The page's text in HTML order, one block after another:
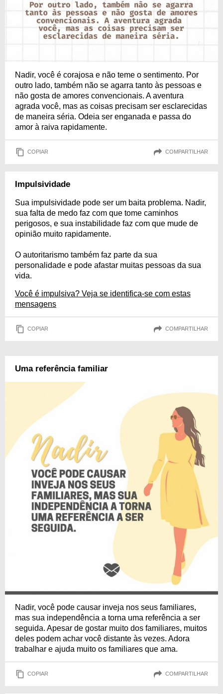
Nadir, você é corajosa e não teme o sentimento. Por
outro lado, também não se agarra tanto às pessoas e
não gosta de amores convencionais. A aventura
agrada você, mas as coisas precisam ser esclarecidas
de maneira séria. Odeia ser enganada e passa do
amor à raiva rapidamente.
COPIAR COMPARTILHAR
Impulsividade
Sua impulsividade pode ser um baita problema. Nadir,
sua falta de medo faz com que tome caminhos
perigosos, e sua instabilidade faz com que mude de
opinião muito rapidamente.
O autoritarismo também faz parte da sua
personalidade e pode afastar muitas pessoas da sua
vida.
Você é impulsiva? Veja se identifica-se com estas
mensagens
COPIAR COMPARTILHAR
Uma referência familiar
Nadir, você pode causar inveja nos seus familiares,
mas sua independência a torna uma referência a ser
seguida. Apesar de gostar muito dos familiares, muitos
deles podem achar você distante às vezes. Adora
trabalhar e ajuda muito os familiares que ama.
COPIAR COMPARTILHAR